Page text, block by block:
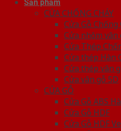
Sản phẩm
CỬA CHỐNG CHÁY
Cửa Gỗ Chống
Cửa nhôm vân
Cửa Thép
Cửa thép Hàn
Cửa thép vân
Cửa vân gỗ 5D
CỬA GỖ
Cửa Gỗ ABS
Cửa Gỗ HDF
Cửa Gỗ HDF